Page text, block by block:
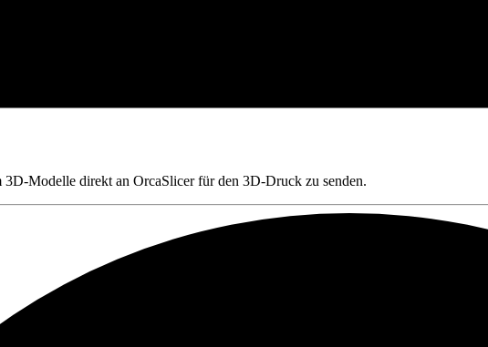
Modelle direkt an OrcaSlicer für den 3D-Druck zu senden.